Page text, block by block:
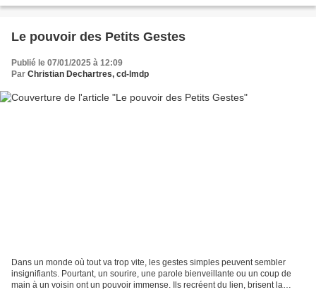
Le pouvoir des Petits Gestes
Publié le 07/01/2025 à 12:09
Par Christian Dechartres, cd-lmdp
Dans un monde où tout va trop vite, les gestes simples peuvent sembler
insignifiants. Pourtant, un sourire, une parole bienveillante ou un coup de
main à un voisin ont un pouvoir immense. Ils recréent du lien, brisent la